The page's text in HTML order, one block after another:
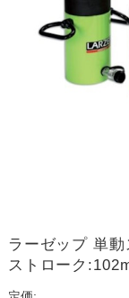
ラーゼップ 単
ストローク